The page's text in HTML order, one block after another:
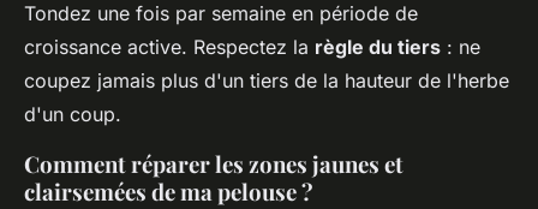
Tondez une fois par semaine en période de
croissance active. Respectez la règle du tiers : ne
coupez jamais plus d'un tiers de la hauteur de l'herbe
d'un coup.
Comment réparer les zones jaunes et
clairsemées de ma pelouse ?